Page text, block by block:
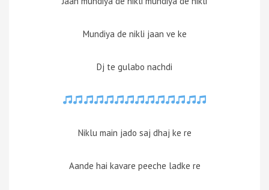
Mundiya de nikli jaan ve ke
Dj te gulabo nachdi
Niklu main jado saj dhaj ke re
Aande hai kavare peeche ladke re